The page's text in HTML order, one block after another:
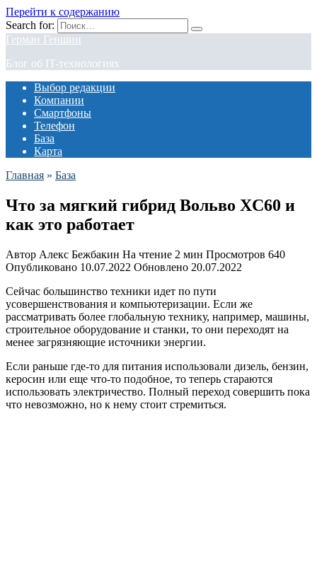
Перейти к содержанию
Search for:
Герман Геншин
Блог об IT-технологиях
Выбор редакции
Компании
Смартфоны
Телефон
База
Карта
Главная » База
Что за мягкий гибрид Вольво XC60 и
как это работает
Автор Алекс Бежбакин На чтение 2 мин Просмотров 640
Опубликовано 10.07.2022 Обновлено 20.07.2022
Сейчас большинство техники идет по пути
усовершенствования и компьютеризации. Если же
рассматривать более глобальную технику, например, машины,
строительное оборудование и станки, то они переходят на
менее загрязняющие источники энергии.
Если раньше где-то для питания использовали дизель, бензин,
керосин или еще что-то подобное, то теперь стараются
использовать электричество. Полный переход совершить пока
что невозможно, но к нему стоит стремиться.